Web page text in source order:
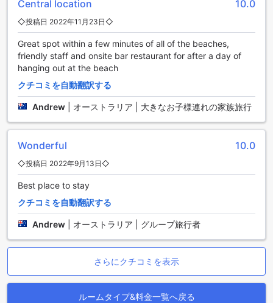
ートするために、充実した交通施設を提供しています。ま
ず、ホテル内には広々とした駐車場が完備されており、宿泊
者は無料で利用することができます。自家用車で訪れる方々
にとって、安心して駐車できるスペースが確保されているの
は大きな魅力です。
さらに、ホテルでは便利なチケットサービスも提供してお
り、周辺の観光スポットやアクティビティのチケットを簡単
に手に入れることができます。これにより、観光計画を立て
る手間を省き、スムーズにゴールドコーストの魅力を楽しむ
性を重視した滞在を実現するための最適な拠点です。
パンダナス パームス リゾートの客室施設
ゴールドコーストのパンダナス パームス リゾートでは、快適
な滞在を約束するために充実した客室施設を提供していま
す。全室にはエアコンが完備されており、オーストラリアの
テレビや衛星放送・ケーブルテレビが設置されているため、
リラックスした時間を楽しむことができます。お部屋には専
ら、ゴールドコーストの美しい景色を堪能することができま
Central location 10.0
◇投稿日 2022年11月23日◇
Great spot within a few minutes of all of the beaches,
friendly staff and onsite bar restaurant for after a day of
hanging out at the beach
クチコミを自動翻訳する
Andrew オーストラリア | 大きなお子様連れの家族旅行
Wonderful 10.0
◇投稿日 2022年9月13日◇
Best place to stay
クチコミを自動翻訳する
Andrew オーストラリア | グループ旅行者
さらにクチコミを表示
ルームタイプ&料金一覧へ戻る